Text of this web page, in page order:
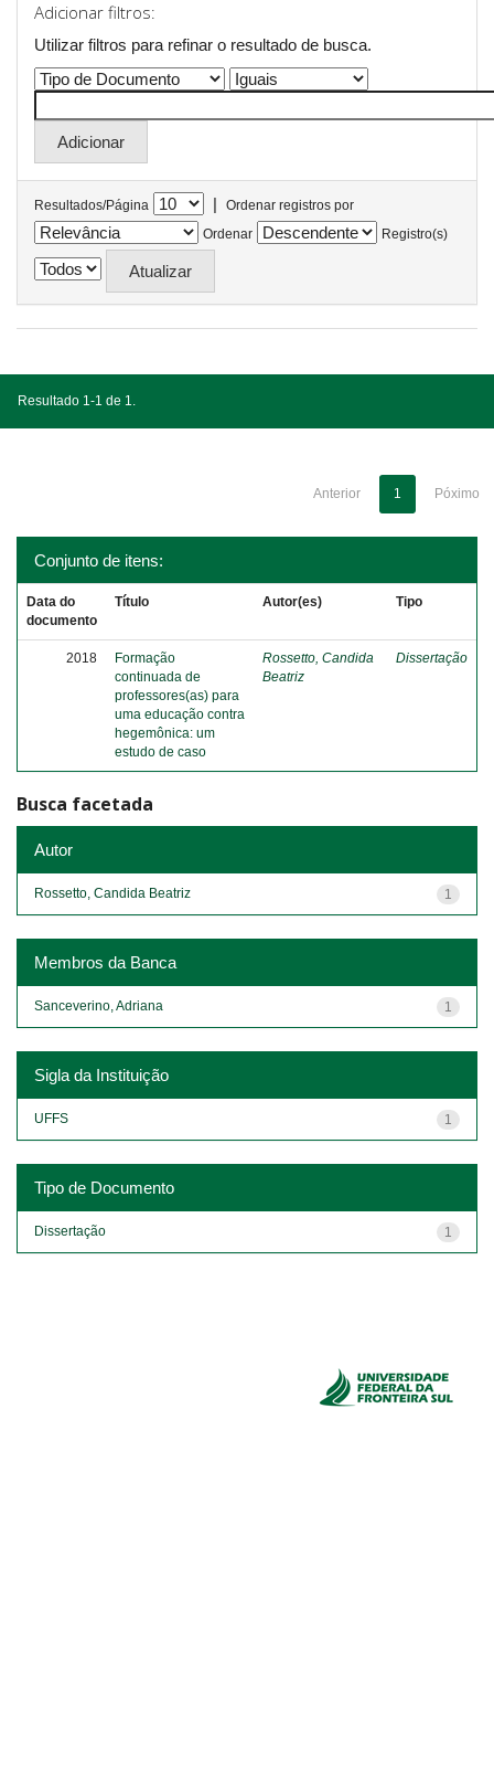
Adicionar filtros:
Utilizar filtros para refinar o resultado de busca.
Resultados/Página |
Ordenar registros por
Ordenar
Registro(s)
Resultado 1-1 de 1.
Anterior 1 Póximo
Conjunto de itens:
Data do
documento
Título Autor(es) Tipo
2018
Formação
continuada de
professores(as) para
uma educação contra
hegemônica: um
estudo de caso
Rossetto, Candida
Beatriz
Dissertação
Busca facetada
Autor
1
Rossetto, Candida Beatriz
Membros da Banca
1
Sanceverino, Adriana
Sigla da Instituição
1
UFFS
Tipo de Documento
1
Dissertação